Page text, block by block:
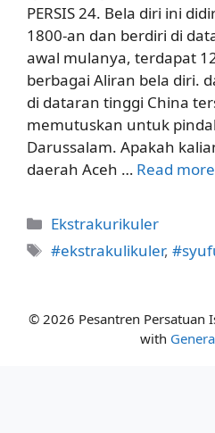
PERSIS 24. Bela diri ini
1800-an dan berdiri di
awal mulanya, terdapat
berbagai Aliran bela diri.
di dataran tinggi China
memutuskan untuk
Darussalam. Apakah
daerah Aceh … Read more
Categories
Ekstrakurikuler
Tags
#ekstrakulikuler,
© 2026 Pesantren Persatuan
with